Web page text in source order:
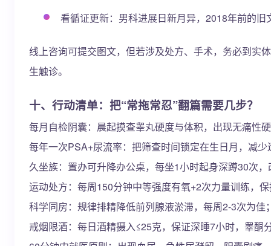
看循证更新：男科进展日新月异，2018年前的
线上咨询可提交图文，但若涉及处方、手术，务必到实
生触诊。
十、行动清单：把“常拖常忍”翻篇需要几步？
每月自检阴囊：晨起摸查睾丸硬度与体积，出现无痛性
每年一次PSA+尿流率：把筛查时间锁定在生日月，减少
久坐族：置办可升降办公桌，每坐1小时起身深蹲30次
运动处方：每周150分钟中等强度有氧+2次力量训练，
科学同房：规律排精降低前列腺液淤滞，每周2-3次为佳
戒烟限酒：每日酒精摄入≤25克，保证深睡7小时，睾酮